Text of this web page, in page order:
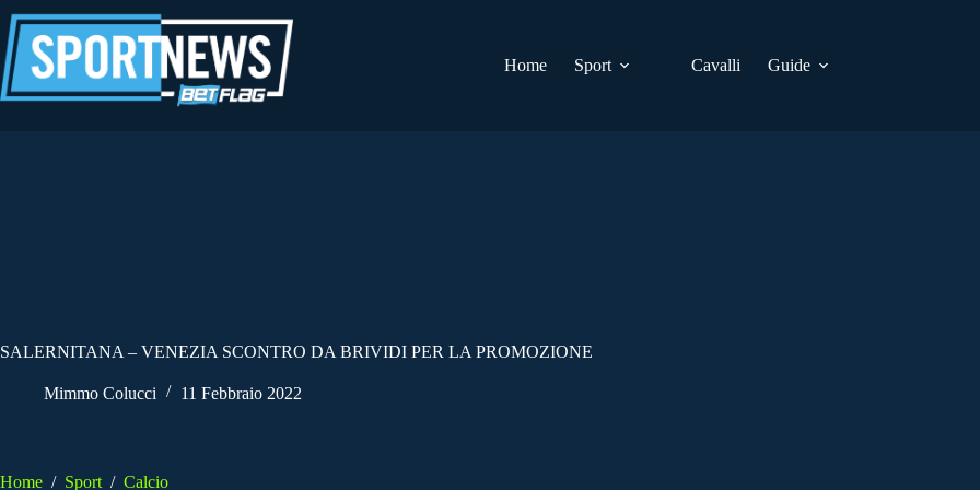
al
contenuto
Home
Sport Cavalli Guide
SALERNITANA – VENEZIA SCONTRO DA BRIVIDI PER LA PROMOZIONE
Mimmo Colucci 11 Febbraio 2022
Home / Sport / Calcio